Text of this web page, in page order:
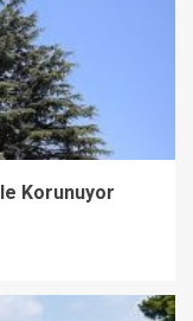
Korunuyor